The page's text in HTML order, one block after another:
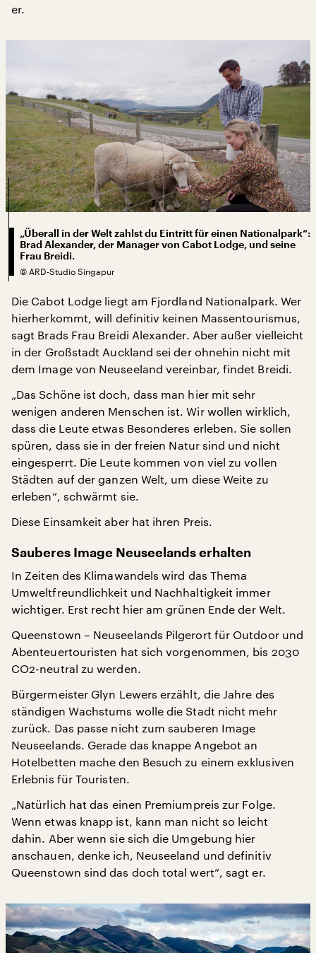
er.
„Überall in der Welt zahlst du Eintritt für einen Nationalpark“:
Brad Alexander, der Manager von Cabot Lodge, und seine
Frau Breidi.
© ARD-Studio Singapur
Die Cabot Lodge liegt am Fjordland Nationalpark. Wer
hierherkommt, will definitiv keinen Massentourismus,
sagt Brads Frau Breidi Alexander. Aber außer vielleicht
in der Großstadt Auckland sei der ohnehin nicht mit
dem Image von Neuseeland vereinbar, findet Breidi.
„Das Schöne ist doch, dass man hier mit sehr
wenigen anderen Menschen ist. Wir wollen wirklich,
dass die Leute etwas Besonderes erleben. Sie sollen
spüren, dass sie in der freien Natur sind und nicht
eingesperrt. Die Leute kommen von viel zu vollen
Städten auf der ganzen Welt, um diese Weite zu
erleben“, schwärmt sie.
Diese Einsamkeit aber hat ihren Preis.
Sauberes Image Neuseelands erhalten
In Zeiten des Klimawandels wird das Thema
Umweltfreundlichkeit und Nachhaltigkeit immer
wichtiger. Erst recht hier am grünen Ende der Welt.
Queenstown – Neuseelands Pilgerort für Outdoor und
Abenteuertouristen hat sich vorgenommen, bis 2030
CO2-neutral zu werden.
Bürgermeister Glyn Lewers erzählt, die Jahre des
ständigen Wachstums wolle die Stadt nicht mehr
zurück. Das passe nicht zum sauberen Image
Neuseelands. Gerade das knappe Angebot an
Hotelbetten mache den Besuch zu einem exklusiven
Erlebnis für Touristen.
„Natürlich hat das einen Premiumpreis zur Folge.
Wenn etwas knapp ist, kann man nicht so leicht
dahin. Aber wenn sie sich die Umgebung hier
anschauen, denke ich, Neuseeland und definitiv
Queenstown sind das doch total wert“, sagt er.